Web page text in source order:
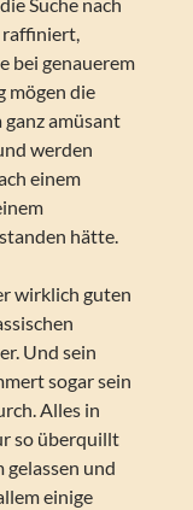
raffiniert,
bei genauerem
mögen die
amüsant
werden
einem
hätte.
wirklich guten
Und sein
sogar sein
Alles in
so überquillt
und
einige